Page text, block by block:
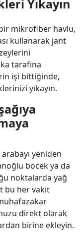
Yıkayın
mikrofiber havlu,
kullanarak jant
tarafına
işi bittiğinde,
yıkayın.
yeniden
böcek ya da
noktalarda yağ
bu her vakit
direkt olarak
birine ekleyin.